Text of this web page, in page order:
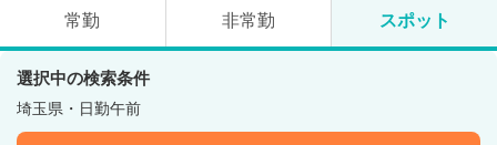
常勤 非常勤 スポット
選択中の検索条件
埼玉県・日勤午前